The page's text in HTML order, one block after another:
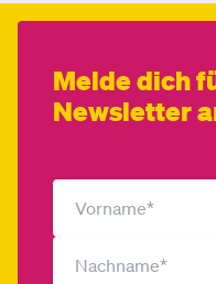
Melde dich
Newsletter